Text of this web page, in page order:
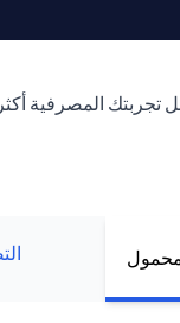
تجربتك المصرفية